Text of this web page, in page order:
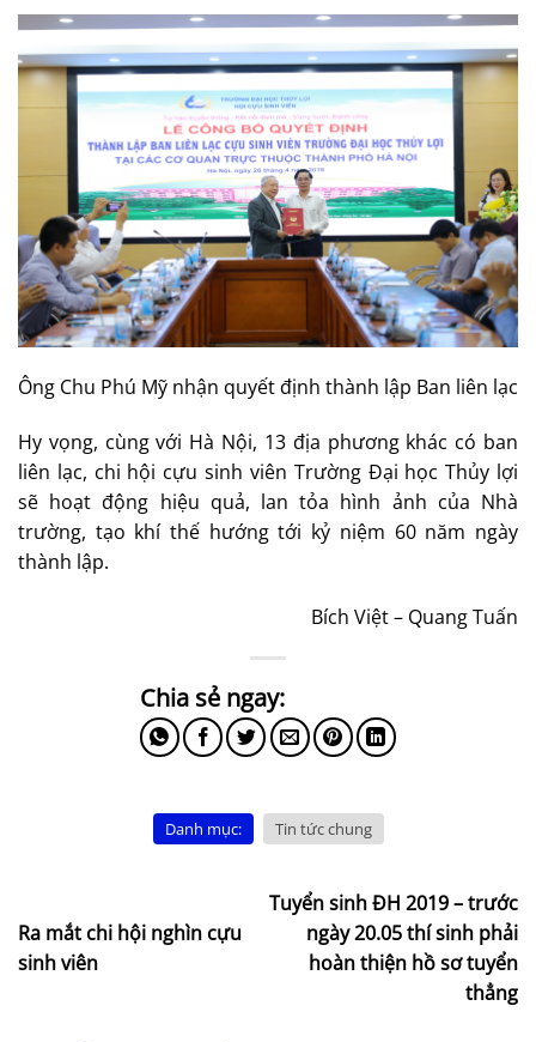
Ông Chu Phú Mỹ nhận quyết định thành lập Ban liên lạc
Hy vọng, cùng với Hà Nội, 13 địa phương khác có ban
liên lạc, chi hội cựu sinh viên Trường Đại học Thủy lợi
sẽ hoạt động hiệu quả, lan tỏa hình ảnh của Nhà
trường, tạo khí thế hướng tới kỷ niệm 60 năm ngày
thành lập.
Bích Việt – Quang Tuấn
Danh mục: Tin tức chung
Ra mắt chi hội nghìn cựu
sinh viên
Tuyển sinh ĐH 2019 – trước
ngày 20.05 thí sinh phải
hoàn thiện hồ sơ tuyển
thẳng